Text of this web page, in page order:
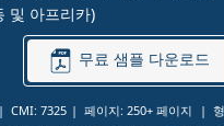
및 아프리카)
무료 샘플 다운로드
CMI: 7325 페이지: 250+ 페이지